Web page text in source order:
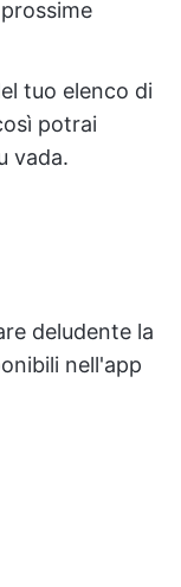
tuo elenco di
potrai
vada.
deludente la
nell'app